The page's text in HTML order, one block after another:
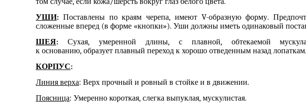
УШИ: Поставлены по краям черепа, имеют V-образную форму.
сложенные вперед (в форме «кнопки»). Уши должны иметь одинаковый
ШЕЯ: Сухая, умеренной длины, с плавной, обтекаемой
к основанию, образует плавный переход к хорошо отведенным назад лопаткам.
КОРПУС:
Линия верха: Верх прочный и ровный в стойке и в движении.
Поясница: Умеренно короткая, слегка выпуклая, мускулистая.